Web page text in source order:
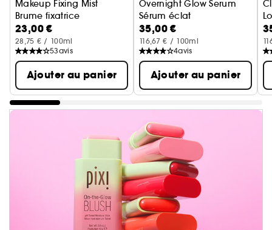
Makeup Fixing Mist
Brume fixatrice
23,00 €
28,75 € / 100ml
53avis
Ajouter au panier
Overnight Glow Serum
Sérum éclat
35,00 €
116,67 € / 100ml
4avis
Ajouter au panier